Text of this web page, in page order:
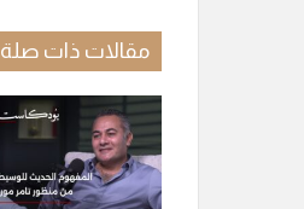
مقالات ذات صلة